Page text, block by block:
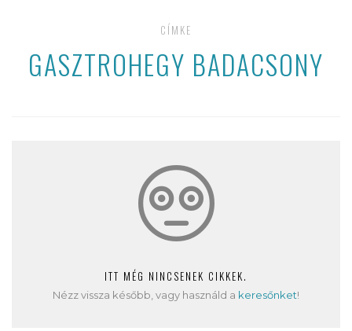
CÍMKE
GASZTROHEGY BADACSONY
ITT MÉG NINCSENEK CIKKEK.
Nézz vissza később, vagy használd a keresőnket!